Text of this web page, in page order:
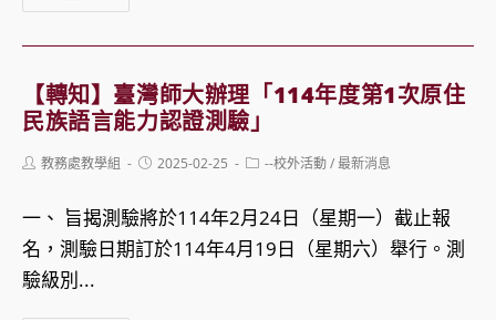
學
期
共
開
4
門
磨
社
團
法
慧
治
教
【轉知】臺灣師大辦理「114年度第1次原住
民族語言能力認證測驗」
Post教務處教學組
Post2025-02-25
Post--校外活動/最新消息
一、 旨揭測驗將於114年2月24日（星期一）截止報
名，測驗日期訂於114年4月19日（星期六）舉行。測
驗級別...